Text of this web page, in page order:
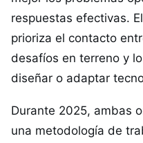
respuestas efectivas.
prioriza el contacto
desafíos en terreno y
diseñar o adaptar
Durante 2025, ambas
una metodología de